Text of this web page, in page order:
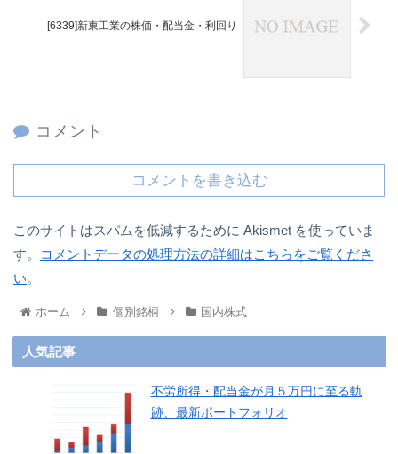
[6339]新東工業の株価・配当金・利回り
コメント
コメントを書き込む
このサイトはスパムを低減するために Akismet を使っていま
す。
コメントデータの処理方法の詳細はこちらをご覧くださ
い。
ホーム 個別銘柄 国内株式
人気記事
不労所得・配当金が月５万円に至る軌
跡、最新ポートフォリオ